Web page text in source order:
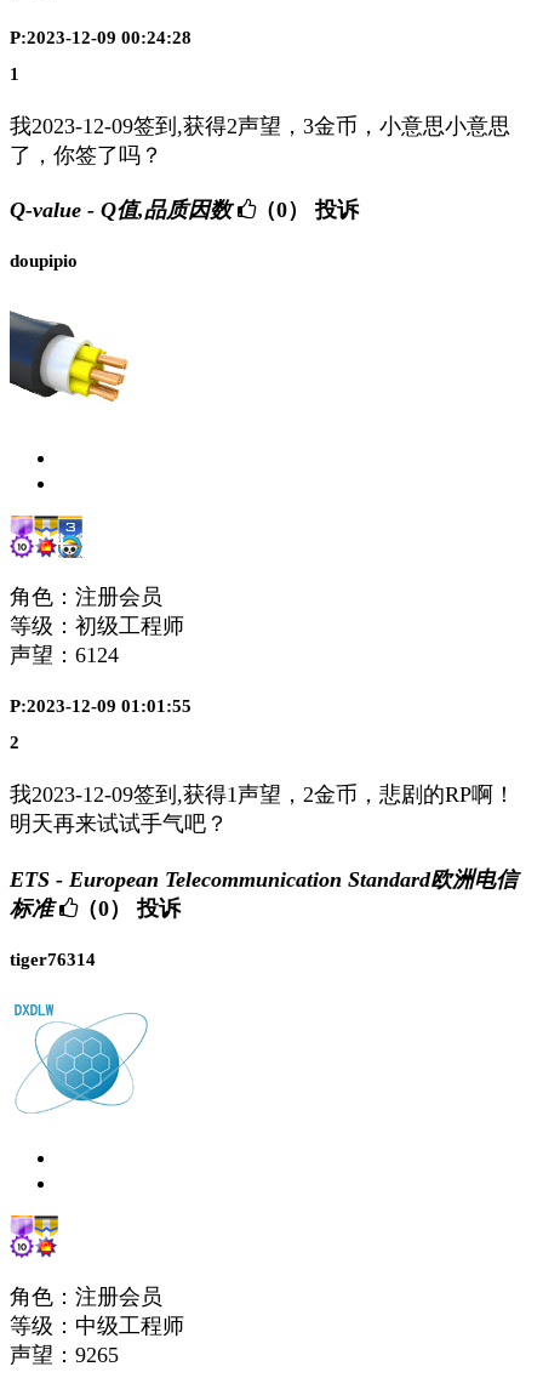
P:2023-12-09 00:24:28
1
我2023-12-09签到,获得2声望，3金币，小意思小意思
了，你签了吗？
Q-value - Q值,品质因数 （0） 投诉
doupipio
角色：注册会员
等级：初级工程师
声望： 6124
P:2023-12-09 01:01:55
2
我2023-12-09签到,获得1声望，2金币，悲剧的RP啊！
明天再来试试手气吧？
ETS - European Telecommunication Standard欧洲电信
标准
（0） 投诉
tiger76314
角色：注册会员
等级：中级工程师
声望： 9265